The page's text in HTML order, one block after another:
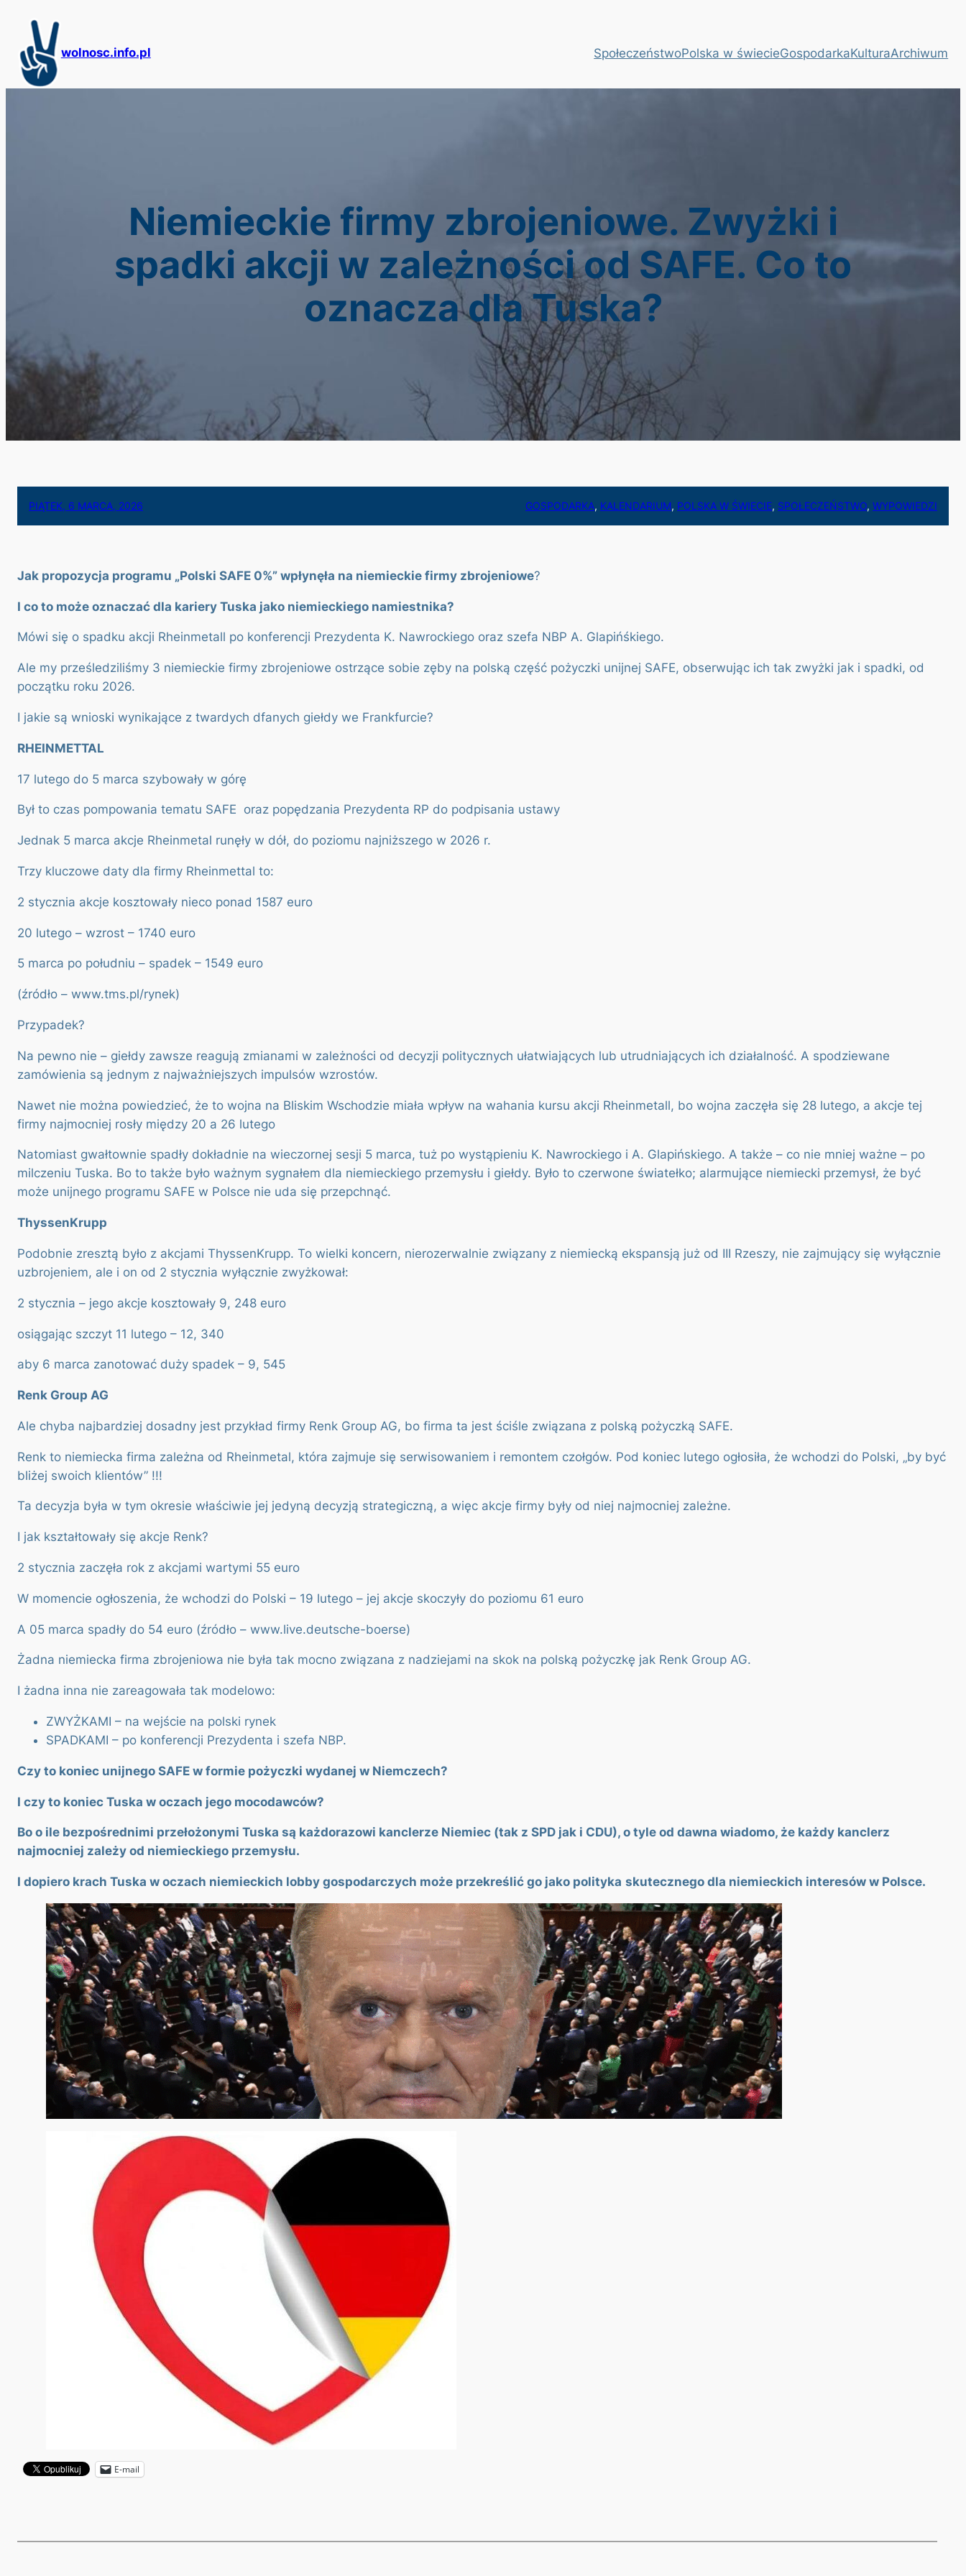
treści
wolnosc.info.pl SpołeczeństwoPolska w świecieGospodarkaKulturaArchiwum
Niemieckie firmy zbrojeniowe. Zwyżki i
spadki akcji w zależności od SAFE. Co to
oznacza dla Tuska?
PIĄTEK, 6 MARCA, 2026 GOSPODARKA, KALENDARIUM, POLSKA W ŚWIECIE, SPOŁECZEŃSTWO, WYPOWIEDZI
Jak propozycja programu „Polski SAFE 0%” wpłynęła na niemieckie firmy zbrojeniowe?
I co to może oznaczać dla kariery Tuska jako niemieckiego namiestnika?
Mówi się o spadku akcji Rheinmetall po konferencji Prezydenta K. Nawrockiego oraz szefa NBP A. Glapińśkiego.
Ale my prześledziliśmy 3 niemieckie firmy zbrojeniowe ostrzące sobie zęby na polską część pożyczki unijnej SAFE, obserwując ich tak zwyżki jak i spadki, od
początku roku 2026.
I jakie są wnioski wynikające z twardych dfanych giełdy we Frankfurcie?
RHEINMETTAL
17 lutego do 5 marca szybowały w górę
Był to czas pompowania tematu SAFE oraz popędzania Prezydenta RP do podpisania ustawy
Jednak 5 marca akcje Rheinmetal runęły w dół, do poziomu najniższego w 2026 r.
Trzy kluczowe daty dla firmy Rheinmettal to:
2 stycznia akcje kosztowały nieco ponad 1587 euro
20 lutego – wzrost – 1740 euro
5 marca po południu – spadek – 1549 euro
(źródło – www.tms.pl/rynek)
Przypadek?
Na pewno nie – giełdy zawsze reagują zmianami w zależności od decyzji politycznych ułatwiających lub utrudniających ich działalność. A spodziewane
zamówienia są jednym z najważniejszych impulsów wzrostów.
Nawet nie można powiedzieć, że to wojna na Bliskim Wschodzie miała wpływ na wahania kursu akcji Rheinmetall, bo wojna zaczęła się 28 lutego, a akcje tej
firmy najmocniej rosły między 20 a 26 lutego
Natomiast gwałtownie spadły dokładnie na wieczornej sesji 5 marca, tuż po wystąpieniu K. Nawrockiego i A. Glapińskiego. A także – co nie mniej ważne – po
milczeniu Tuska. Bo to także było ważnym sygnałem dla niemieckiego przemysłu i giełdy. Było to czerwone światełko; alarmujące niemiecki przemysł, że być
może unijnego programu SAFE w Polsce nie uda się przepchnąć.
ThyssenKrupp
Podobnie zresztą było z akcjami ThyssenKrupp. To wielki koncern, nierozerwalnie związany z niemiecką ekspansją już od III Rzeszy, nie zajmujący się wyłącznie
uzbrojeniem, ale i on od 2 stycznia wyłącznie zwyżkował:
2 stycznia – jego akcje kosztowały 9, 248 euro
osiągając szczyt 11 lutego – 12, 340
aby 6 marca zanotować duży spadek – 9, 545
Renk Group AG
Ale chyba najbardziej dosadny jest przykład firmy Renk Group AG, bo firma ta jest ściśle związana z polską pożyczką SAFE.
Renk to niemiecka firma zależna od Rheinmetal, która zajmuje się serwisowaniem i remontem czołgów. Pod koniec lutego ogłosiła, że wchodzi do Polski, „by być
bliżej swoich klientów” !!!
Ta decyzja była w tym okresie właściwie jej jedyną decyzją strategiczną, a więc akcje firmy były od niej najmocniej zależne.
I jak kształtowały się akcje Renk?
2 stycznia zaczęła rok z akcjami wartymi 55 euro
W momencie ogłoszenia, że wchodzi do Polski – 19 lutego – jej akcje skoczyły do poziomu 61 euro
A 05 marca spadły do 54 euro (źródło – www.live.deutsche-boerse)
Żadna niemiecka firma zbrojeniowa nie była tak mocno związana z nadziejami na skok na polską pożyczkę jak Renk Group AG.
I żadna inna nie zareagowała tak modelowo:
ZWYŻKAMI – na wejście na polski rynek
SPADKAMI – po konferencji Prezydenta i szefa NBP.
Czy to koniec unijnego SAFE w formie pożyczki wydanej w Niemczech?
I czy to koniec Tuska w oczach jego mocodawców?
Bo o ile bezpośrednimi przełożonymi Tuska są każdorazowi kanclerze Niemiec (tak z SPD jak i CDU), o tyle od dawna wiadomo, że każdy kanclerz
najmocniej zależy od niemieckiego przemysłu.
I dopiero krach Tuska w oczach niemieckich lobby gospodarczych może przekreślić go jako polityka skutecznego dla niemieckich interesów w Polsce.
E-mail